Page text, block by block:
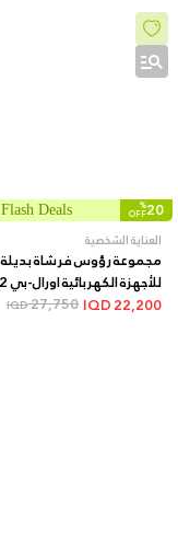
20
%
OFF
Flash Deals
العناية الشخصية
مجموعة رؤوس فرشاة بديلة
EB18p
22,200
27,750
IQD